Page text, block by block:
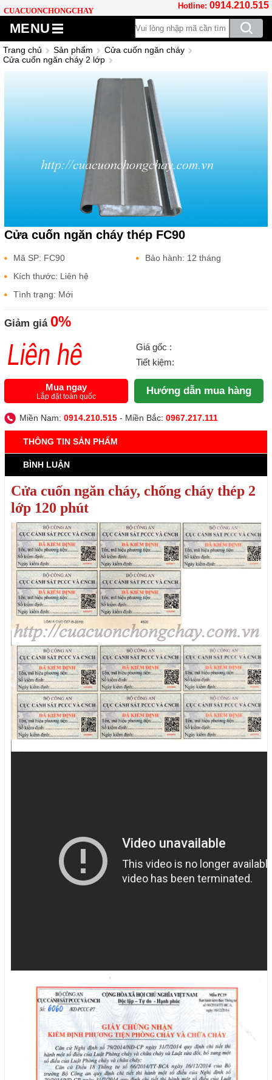
CUACUONCHONGCHAY
Hotline: 0914.210.515
MENU
Trang chủ Sản phẩm
Cửa cuốn ngăn cháy
Cửa cuốn ngăn cháy 2 lớp
Cửa cuốn ngăn cháy thép FC90
Mã SP: FC90
Bảo hành: 12 tháng
Kích thước: Liên hệ
Tình trạng: Mới
Giảm giá 0%
Liên hệ
Giá gốc :
Tiết kiệm:
Mua ngay
Lắp đặt toàn quốc Hướng dẫn mua hàng
Miền Nam: 0914.210.515 - Miền Bắc: 0967.217.111
THÔNG TIN SẢN PHẨM
BÌNH LUẬN
Cửa cuốn ngăn cháy, chống cháy thép 2
lớp 120 phút